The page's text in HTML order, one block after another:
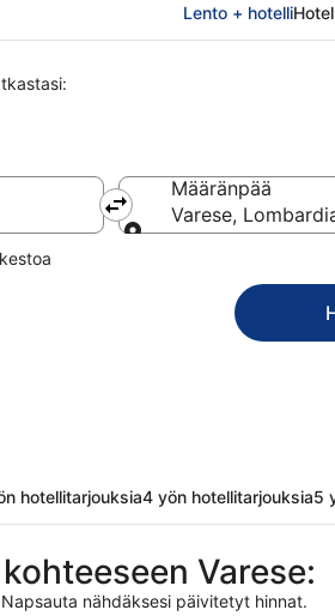
Lento + hotelli
Määränpää
Varese,
hotellitarjouksia4 yön hotellitarjouksia5
Varese:
nähdäksesi päivitetyt hinnat.